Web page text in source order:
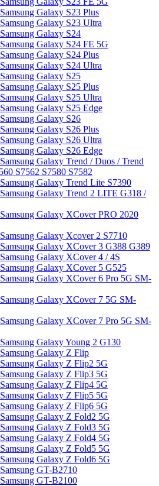
Galaxy S23 Plus
Galaxy S23 Ultra
Galaxy S24
Galaxy S24 FE 5G
Galaxy S24 Plus
Galaxy S24 Ultra
Galaxy S25
Galaxy S25 Plus
Galaxy S25 Ultra
Galaxy S25 Edge
Galaxy S26
Galaxy S26 Plus
Galaxy S26 Ultra
Galaxy S26 Edge
Galaxy Trend / Duos / Trend
S7562 S7580 S7582
Galaxy Trend Lite S7390
Galaxy Trend 2 LITE G318 /
Galaxy XCover PRO 2020
Galaxy Xcover 2 S7710
Galaxy XCover 3 G388 G389
Galaxy XCover 4 / 4S
Galaxy XCover 5 G525
Galaxy XCover 6 Pro 5G SM-
Galaxy XCover 7 5G SM-
Galaxy XCover 7 Pro 5G SM-
Galaxy Young 2 G130
Galaxy Z Flip
Galaxy Z Flip2 5G
Galaxy Z Flip3 5G
Galaxy Z Flip4 5G
Galaxy Z Flip5 5G
Galaxy Z Flip6 5G
Galaxy Z Fold2 5G
Galaxy Z Fold3 5G
Galaxy Z Fold4 5G
Galaxy Z Fold5 5G
Galaxy Z Fold6 5G
GT-B2710
GT-B2100